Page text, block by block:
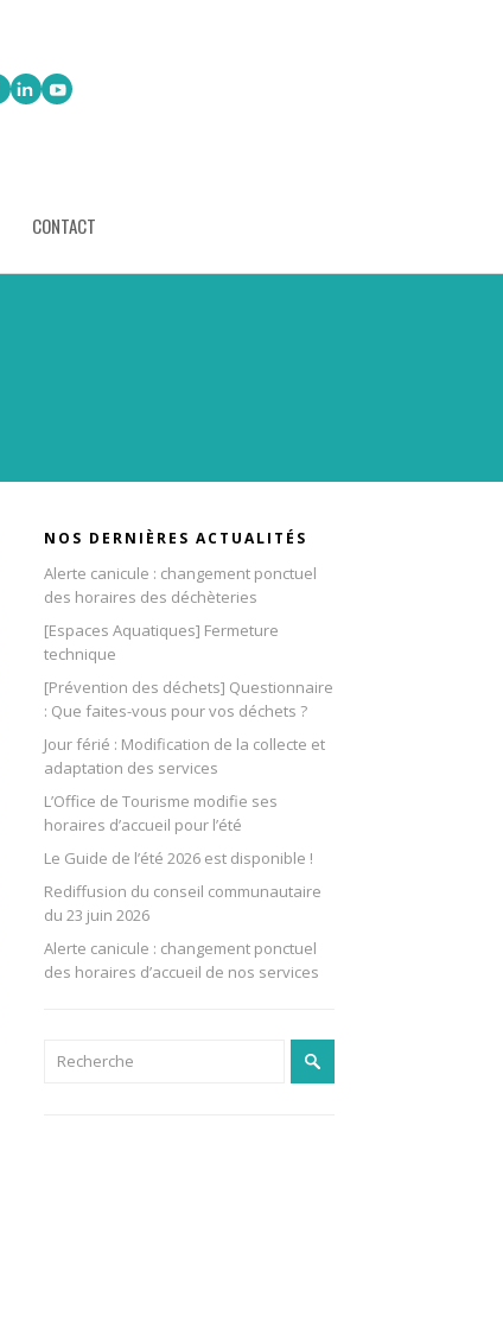
CONTACT
NOS DERNIÈRES ACTUALITÉS
Alerte canicule : changement ponctuel
des horaires des déchèteries
[Espaces Aquatiques] Fermeture
technique
[Prévention des déchets] Questionnaire
: Que faites-vous pour vos déchets ?
Jour férié : Modification de la collecte et
adaptation des services
L’Office de Tourisme modifie ses
horaires d’accueil pour l’été
Le Guide de l’été 2026 est disponible !
Rediffusion du conseil communautaire
du 23 juin 2026
Alerte canicule : changement ponctuel
des horaires d’accueil de nos services